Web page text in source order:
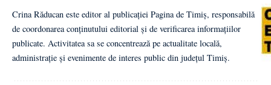
Crina Răducan este editor al publicației Pagina de Timiș, responsabilă
de coordonarea conținutului editorial și de verificarea informațiilor
publicate. Activitatea sa se concentrează pe actualitate locală,
administrație și evenimente de interes public din județul Timiș.